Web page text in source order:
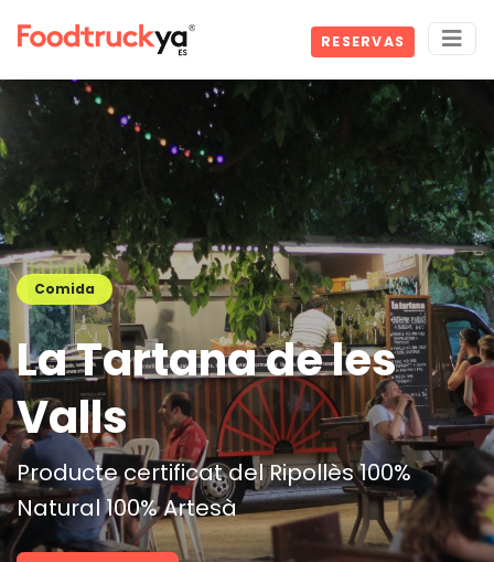
RESERVAS
Comida
La Tartana de les
Valls
Producte certificat del Ripollès 100%
Natural 100% Artesà